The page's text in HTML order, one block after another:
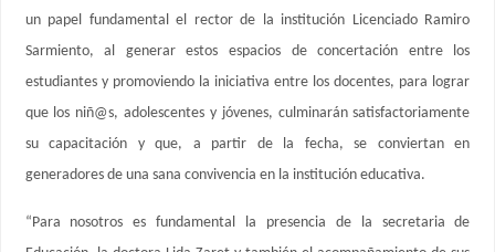
un papel fundamental el rector de la institución Licenciado Ramiro
Sarmiento, al generar estos espacios de concertación entre los
estudiantes y promoviendo la iniciativa entre los docentes, para lograr
que los niñ@s, adolescentes y jóvenes, culminarán satisfactoriamente
su capacitación y que, a partir de la fecha, se conviertan en
generadores de una sana convivencia en la institución educativa.
“Para nosotros es fundamental la presencia de la secretaria de